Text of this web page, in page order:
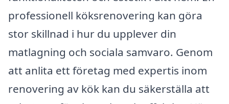
professionell köksrenovering kan göra
stor skillnad i hur du upplever din
matlagning och sociala samvaro. Genom
att anlita ett företag med expertis inom
renovering av kök kan du säkerställa att